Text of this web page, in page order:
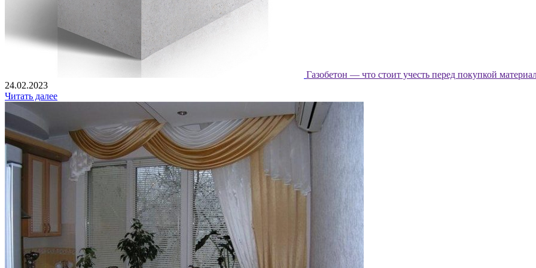
Газобетон — что стоит учесть перед покупкой
24.02.2023
Читать далее